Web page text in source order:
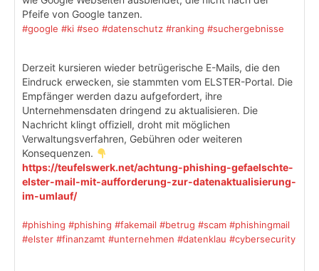
Pfeife von Google tanzen.
#google #ki #seo #datenschutz #ranking #suchergebnisse
Derzeit kursieren wieder betrügerische E-Mails, die den
Eindruck erwecken, sie stammten vom ELSTER-Portal. Die
Empfänger werden dazu aufgefordert, ihre
Unternehmensdaten dringend zu aktualisieren. Die
Nachricht klingt offiziell, droht mit möglichen
Verwaltungsverfahren, Gebühren oder weiteren
Konsequenzen.
https://teufelswerk.net/achtung-phishing-gefaelschte-
elster-mail-mit-aufforderung-zur-datenaktualisierung-
im-umlauf/
#phishing #phishing #fakemail #betrug #scam #phishingmail
#elster #finanzamt #unternehmen #datenklau #cybersecurity